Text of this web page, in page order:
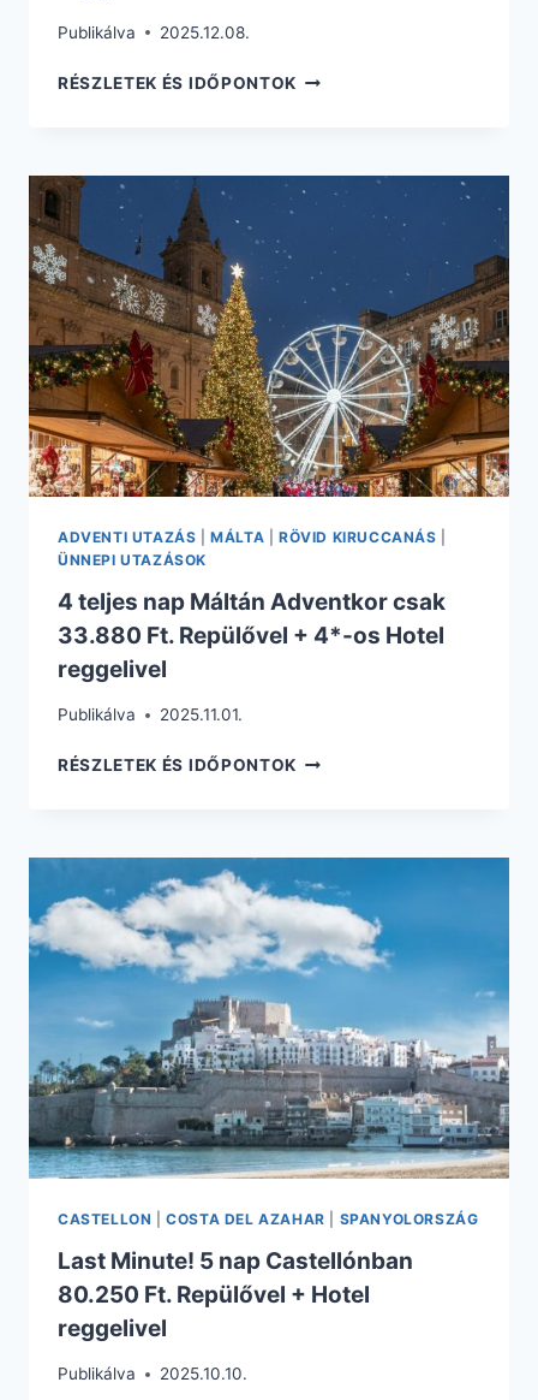
Publikálva 2025.12.08.
RÉSZLETEK ÉS IDŐPONTOK ADVENTI
47.725
FT.
REPÜLŐVEL
4*-
OS
HOTEL
REGGELIVEL
ADVENTI UTAZÁS |MÁLTA |RÖVID KIRUCCANÁS
ÜNNEPI UTAZÁSOK
4 teljes nap Máltán Adventkor csak
33.880 Ft. Repülővel + 4*-os Hotel
reggelivel
Publikálva 2025.11.01.
RÉSZLETEK ÉS IDŐPONTOK 4
ADVENTKOR
CSAK
33.880
FT.
REPÜLŐVEL
OS
HOTEL
REGGELIVEL
CASTELLON |COSTA DEL AZAHAR SPANYOLORSZÁG
Last Minute! 5 nap Castellónban
80.250 Ft. Repülővel + Hotel
reggelivel
Publikálva 2025.10.10.